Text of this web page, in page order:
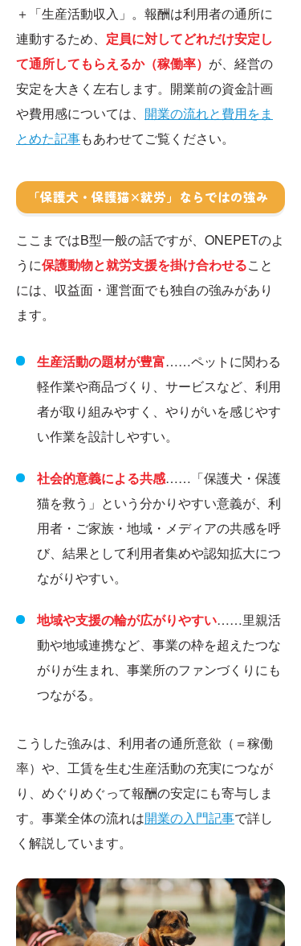
＋「生産活動収入」。報酬は利用者の通所に
連動するため、 定員に対してどれだけ安定し
て通所してもらえるか（稼働率） が、経営の
安定を大きく左右します。開業前の資金計画
や費用感については、 開業の流れと費用をま
とめた記事もあわせてご覧ください。
「保護犬・保護猫×就労」ならではの強み
ここまではB型一般の話ですが、ONEPETのよ
うに保護動物と就労支援を掛け合わせること
には、収益面・運営面でも独自の強みがあり
ます。
生産活動の題材が豊富……ペットに関わる
軽作業や商品づくり、サービスなど、利用
者が取り組みやすく、やりがいを感じやす
い作業を設計しやすい。
社会的意義による共感……「保護犬・保護
猫を救う」という分かりやすい意義が、利
用者・ご家族・地域・メディアの共感を呼
び、結果として利用者集めや認知拡大につ
ながりやすい。
地域や支援の輪が広がりやすい……里親活
動や地域連携など、事業の枠を超えたつな
がりが生まれ、事業所のファンづくりにも
つながる。
こうした強みは、利用者の通所意欲（＝稼働
率）や、工賃を生む生産活動の充実につなが
り、めぐりめぐって報酬の安定にも寄与しま
す。事業全体の流れは開業の入門記事で詳し
く解説しています。